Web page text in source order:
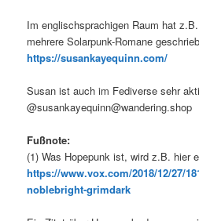
Im englischsprachigen Raum hat
mehrere Solarpunk-Romane
https://susankayequinn.com/
Susan ist auch im Fediverse sehr
@susankayequinn@wandering.shop
Fußnote:
(1) Was Hopepunk ist, wird z.B. hier
https://www.vox.com/2018/12/27/
noblebright-grimdark